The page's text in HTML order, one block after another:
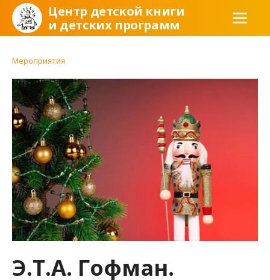
Центр детской книги
и детских программ
Мероприятия
Э.Т.А. Гофман.